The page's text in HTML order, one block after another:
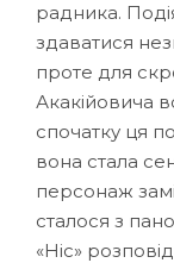
радника.
здаватися
проте для
Акакійовича
спочатку ця
вона стала
персонаж
сталося з
«Ніс»